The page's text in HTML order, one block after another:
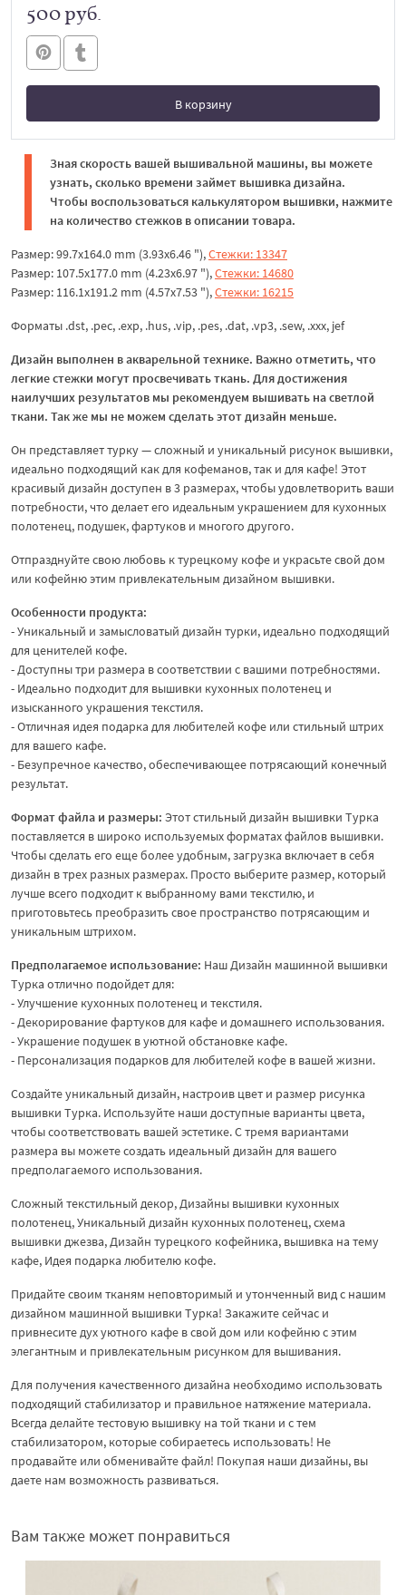
500 руб.
В корзину
В корзине
Зная скорость вашей вышивальной машины, вы можете
узнать, сколько времени займет вышивка дизайна.
Чтобы воспользоваться калькулятором вышивки, нажмите
на количество стежков в описании товара.
Размер: 99.7x164.0 mm (3.93x6.46 "),Стежки: 13347
Размер: 107.5x177.0 mm (4.23x6.97 "),Стежки: 14680
Размер: 116.1x191.2 mm (4.57x7.53 "),Стежки: 16215
Форматы .dst, .pec, .exp, .hus, .vip, .pes, .dat, .vp3, .sew, .xxx, jef
Дизайн выполнен в акварельной технике. Важно отметить, что
легкие стежки могут просвечивать ткань. Для достижения
наилучших результатов мы рекомендуем вышивать на светлой
ткани. Так же мы не можем сделать этот дизайн меньше.
Он представляет турку — сложный и уникальный рисунок вышивки,
идеально подходящий как для кофеманов, так и для кафе! Этот
красивый дизайн доступен в 3 размерах, чтобы удовлетворить ваши
потребности, что делает его идеальным украшением для кухонных
полотенец, подушек, фартуков и многого другого.
Отпразднуйте свою любовь к турецкому кофе и украсьте свой дом
или кофейню этим привлекательным дизайном вышивки.
Особенности продукта:
- Уникальный и замысловатый дизайн турки, идеально подходящий
для ценителей кофе.
- Доступны три размера в соответствии с вашими потребностями.
- Идеально подходит для вышивки кухонных полотенец и
изысканного украшения текстиля.
- Отличная идея подарка для любителей кофе или стильный штрих
для вашего кафе.
- Безупречное качество, обеспечивающее потрясающий конечный
результат.
Формат файла и размеры: Этот стильный дизайн вышивки Турка
поставляется в широко используемых форматах файлов вышивки.
Чтобы сделать его еще более удобным, загрузка включает в себя
дизайн в трех разных размерах. Просто выберите размер, который
лучше всего подходит к выбранному вами текстилю, и
приготовьтесь преобразить свое пространство потрясающим и
уникальным штрихом.
Предполагаемое использование: Наш Дизайн машинной вышивки
Турка отлично подойдет для:
- Улучшение кухонных полотенец и текстиля.
- Декорирование фартуков для кафе и домашнего использования.
- Украшение подушек в уютной обстановке кафе.
- Персонализация подарков для любителей кофе в вашей жизни.
Создайте уникальный дизайн, настроив цвет и размер рисунка
вышивки Турка. Используйте наши доступные варианты цвета,
чтобы соответствовать вашей эстетике. С тремя вариантами
размера вы можете создать идеальный дизайн для вашего
предполагаемого использования.
Сложный текстильный декор, Дизайны вышивки кухонных
полотенец, Уникальный дизайн кухонных полотенец, схема
вышивки джезва, Дизайн турецкого кофейника, вышивка на тему
кафе, Идея подарка любителю кофе.
Придайте своим тканям неповторимый и утонченный вид с нашим
дизайном машинной вышивки Турка! Закажите сейчас и
привнесите дух уютного кафе в свой дом или кофейню с этим
элегантным и привлекательным рисунком для вышивания.
Для получения качественного дизайна необходимо использовать
подходящий стабилизатор и правильное натяжение материала.
Всегда делайте тестовую вышивку на той ткани и с тем
стабилизатором, которые собираетесь использовать! Не
продавайте или обменивайте файл! Покупая наши дизайны, вы
даете нам возможность развиваться.
Вам также может понравиться